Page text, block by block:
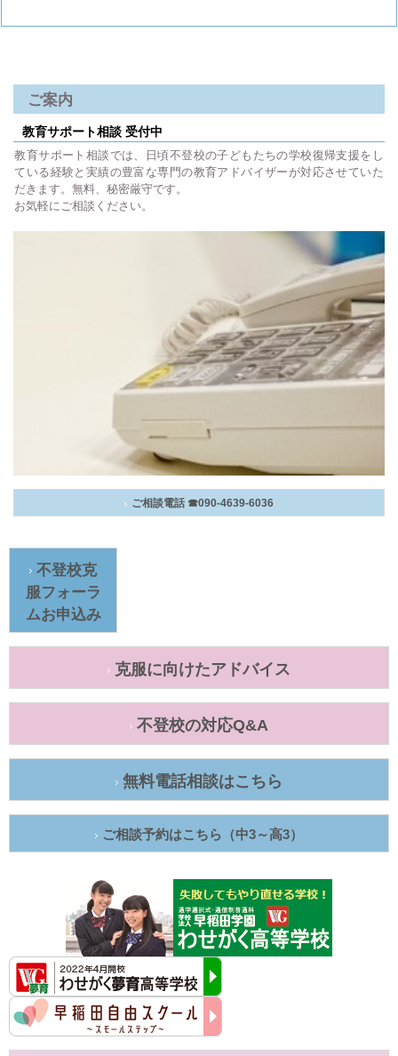
ご案内
教育サポート相談 受付中
教育サポート相談では、日頃不登校の子どもたちの学校復帰支援をし
ている経験と実績の豊富な専門の教育アドバイザーが対応させていた
だきます。無料、秘密厳守です。
お気軽にご相談ください。
ご相談電話 ☎090-4639-6036
不登校克
服フォーラ
ムお申込み
克服に向けたアドバイス
不登校の対応Q&A
無料電話相談はこちら
ご相談予約はこちら（中3～高3）